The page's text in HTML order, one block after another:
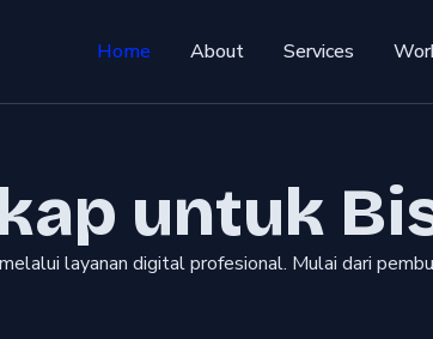
Home About Services
untuk
layanan digital profesional. Mulai dari